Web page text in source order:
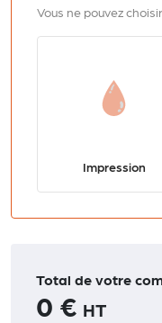
Vous ne pouvez
Impression
Total de votre
0 € HT